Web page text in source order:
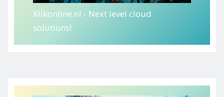
Klikonline.nl - Next level cloud
solutions!